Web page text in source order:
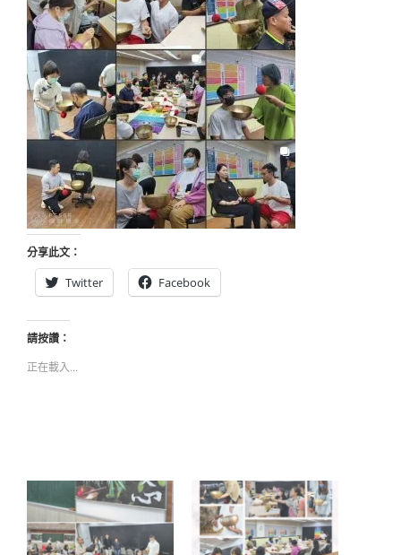
分享此文：
Twitter
Facebook
請按讚：
正在載入...